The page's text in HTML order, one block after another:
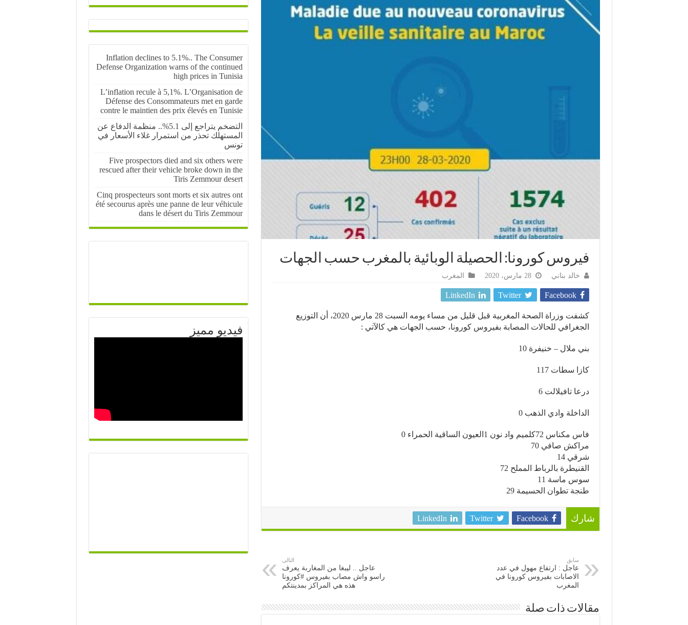
فيروس كورونا: الحصيلة الوبائية بالمغرب حسب الجهات
خالد بناني 28 مارس، 2020 المغرب
Facebook
Twitter
LinkedIn
كشفت وزراة الصحة المغربية قبل قليل من مساء يومه السبت 28 مارس 2020، أن التوزيع
الجغرافي للحالات المصابة بفيروس كورونا، حسب الجهات هي كالآتي :
بني ملال – خنيفرة 10
كازا سطات 117
درعا تافيلالت 6
الداخلة وادي الذهب 0
فاس مكناس 72كلميم واد نون 1العيون الساقية الحمراء 0
مراكش صافي 70
شرقي 14
القنيطرة بالرباط المملح 72
سوس ماسة 11
طنجة تطوان الحسيمة 29
شارك Facebook
Twitter
LinkedIn
سابق
عاجل : ارتفاع مهول في عدد
الاصابات بفيروس كورونا في
المغرب
التالى
عاجل .. ليبغا من المغاربة يعرف
راسو واش مصاب بفيروس #كورونا
هذه هي المراكز بمدينتكم
مقالات ذات صلة
Inflation declines to 5.1%.. The Consumer
Defense Organization warns of the continued
high prices in Tunisia
L’inflation recule à 5,1%. L’Organisation de
Défense des Consommateurs met en garde
contre le maintien des prix élevés en Tunisie
التضخم يتراجع إلى 5.1%.. منظمة الدفاع عن
المستهلك تحذر من استمرار غلاء الأسعار في
تونس
Five prospectors died and six others were
rescued after their vehicle broke down in the
Tiris Zemmour desert
Cinq prospecteurs sont morts et six autres ont
été secourus après une panne de leur véhicule
dans le désert du Tiris Zemmour
فيديو مميز